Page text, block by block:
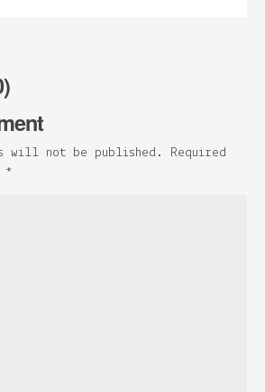
will not be published. Required
*